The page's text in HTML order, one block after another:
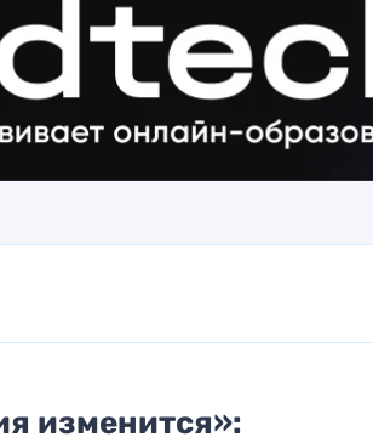
изменится»: